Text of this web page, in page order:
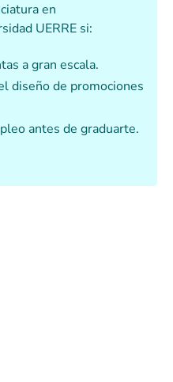
en
UERRE si:
a gran escala.
diseño de promociones
antes de graduarte.